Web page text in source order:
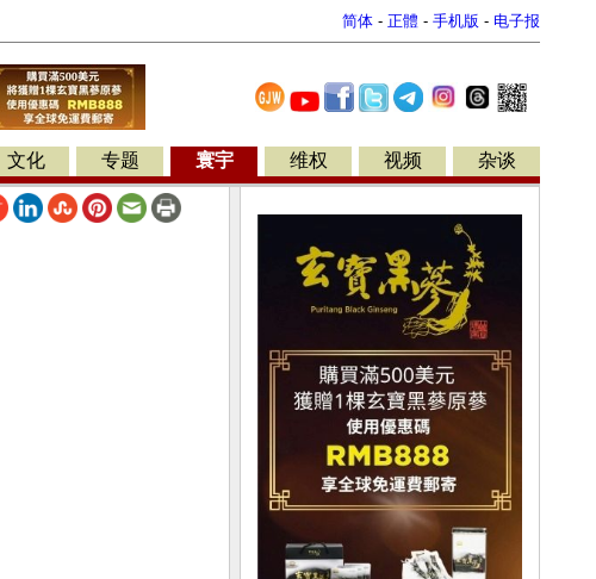
简体 - 正體 - 手机版 - 电子报
文化 专题 寰宇 维权 视频 杂谈